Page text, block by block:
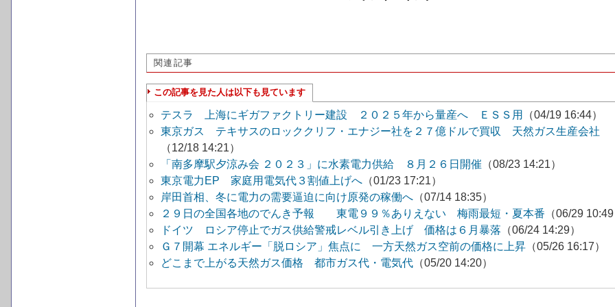
関連記事
この記事を見た人は以下も見ています
テスラ 上海にギガファクトリー建設 ２０２５年から量産へ ＥＳＳ用
（04/19 16:44）
東京ガス テキサスのロッククリフ・エナジー社を２７億ドルで買収 天然ガス生産会社
（12/18 14:21）
「南多摩駅夕涼み会 ２０２３」に水素電力供給 ８月２６日開催 （08/23 14:21）
東京電力EP 家庭用電気代３割値上げへ （01/23 17:21）
岸田首相、冬に電力の需要逼迫に向け原発の稼働へ （07/14 18:35）
２９日の全国各地のでんき予報 東電９９％ありえない 梅雨最短・夏本番 （06/29
ドイツ ロシア停止でガス供給警戒レベル引き上げ 価格は６月暴落 （06/24 14:29）
Ｇ７開幕 エネルギー「脱ロシア」焦点に 一方天然ガス空前の価格に上昇 （05/26 16:17）
どこまで上がる天然ガス価格 都市ガス代・電気代 （05/20 14:20）